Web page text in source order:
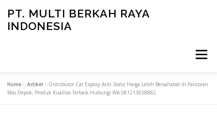
content
PT. MULTI BERKAH RAYA
INDONESIA
Menu
CONTACT
Home »Artikel »Distributor Cat Expoxy Anti Static Harga Lebih Bersahabat di Pancoran
Mas Depok, Produk Kualitas Terbaik Hubungi WA 081213658882